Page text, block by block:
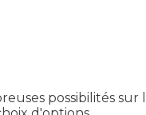
possibilités